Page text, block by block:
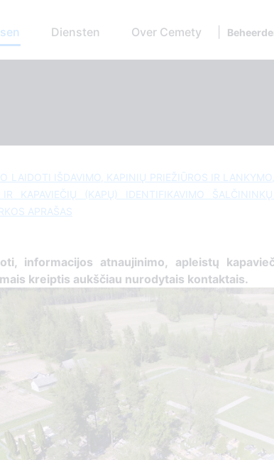
Diensten Over Cemety
LAIDOTI IŠDAVIMO, KAPINIŲ PRIEŽIŪROS IR
IR KAPAVIEČIŲ (KAPŲ) IDENTIFIKAVIMO
APRAŠAS
​informacijos atnaujinimo, apleistų
kreiptis ​aukščiau nurodytais kontaktais.